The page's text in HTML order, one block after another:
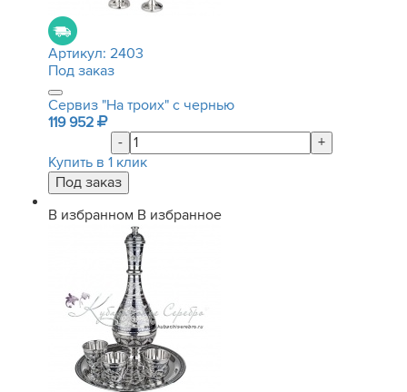
Артикул: 2403
Под заказ
Сервиз "На троих" с чернью
119 952
-
+
Купить в 1 клик
В избранном В избранное